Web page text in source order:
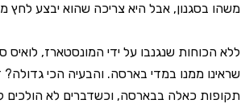
משהו בסגנון, אבל היא צריכה שהוא יבצע לחץ
ללא הכוחות שנגנבו על ידי המונסטארז,
שראינו ממנו במדי בארסה. והבעיה הכי
תקופות כאלה בבארסה, וכשדברים לא הולכים